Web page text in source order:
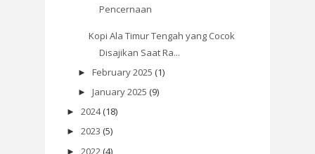
Pencernaan
Kopi Ala Timur Tengah yang Cocok
Disajikan Saat Ra...
► February 2025 (1)
► January 2025 (9)
► 2024 (18)
► 2023 (5)
► 2022 (4)